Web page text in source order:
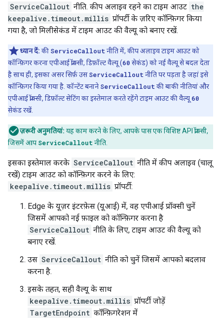
ServiceCallout नीति. कीप अलाइव रहने का टाइम आउट the
keepalive.timeout.millis प्रॉपर्टी के ज़रिए कॉन्फ़िगर किया
गया है, जो मिलीसेकंड में टाइम आउट की वैल्यू को बनाए रखें.
ध्यान दें: की ServiceCallout नीति में, कीप अलाइव टाइम आउट को
कॉन्फ़िगर करना एपीआई प्रॉक्सी, डिफ़ॉल्ट वैल्यू (60 सेकंड) को नई वैल्यू से बदल देता
है साथ ही, इसका असर सिर्फ़ उसServiceCallout नीति पर पड़ता है जहां इसे
कॉन्फ़िगर किया गया है. कॉन्टेंट बनाने ServiceCallout की बाकी नीतियां और
एपीआई प्रॉक्सी, डिफ़ॉल्ट सेटिंग का इस्तेमाल करते रहेंगे टाइम आउट की वैल्यू 60
सेकंड रखें.
ज़रूरी अनुमतियां: यह काम करने के लिए, आपके पास एक विशिष्ट API प्रॉक्सी,
जिसमें आप ServiceCallout नीति.
इसका इस्तेमाल करके ServiceCallout नीति में कीप अलाइव (चालू
रखें) टाइम आउट को कॉन्फ़िगर करने के लिए:
keepalive.timeout.millis प्रॉपर्टी:
Edge के यूज़र इंटरफ़ेस (यूआई) में, वह एपीआई प्रॉक्सी चुनें
जिसमें आपको नई फ़ाइल को कॉन्फ़िगर करना है
ServiceCallout नीति के लिए, टाइम आउट की वैल्यू को
बनाए रखें.
उस ServiceCallout नीति को चुनें जिसमें आपको बदलाव
करना है.
इसके तहत, सही वैल्यू के साथ
keepalive.timeout.millis प्रॉपर्टी जोड़ें
TargetEndpoint कॉन्फ़िगरेशन में